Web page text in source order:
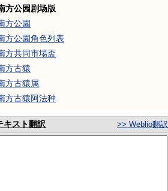
方公园剧场版
方公園
方公園角色列表
方共同市場盃
方古猿
方古猿属
方古猿阿法种
キスト翻訳 >> Weblio翻訳